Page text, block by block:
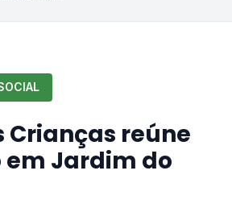
Crianças reúne
Jardim do